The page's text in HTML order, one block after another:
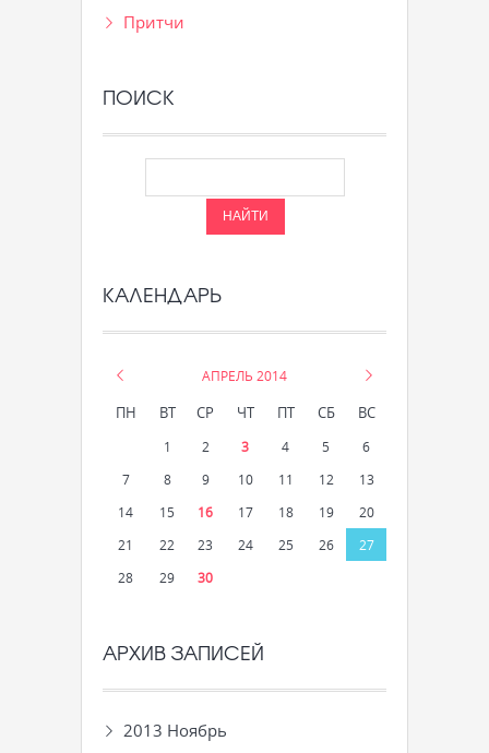
Притчи
ПОИСК
КАЛЕНДАРЬ
АПРЕЛЬ 2014
ПН ВТ СР ЧТ ПТ СБ ВС
1 2 3 4 5
6
7
8 9 10 11 12
13
14
15 16 17 18 19
20
21
22 23 24 25 26
27
28
29 30
АРХИВ ЗАПИСЕЙ
2013 Ноябрь